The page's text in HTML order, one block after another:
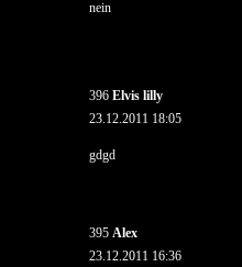
nein
396 Elvis lilly
23.12.2011 18:05
gdgd
395 Alex
23.12.2011 16:36